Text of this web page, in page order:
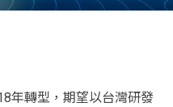
年轉型，期望以台灣研發